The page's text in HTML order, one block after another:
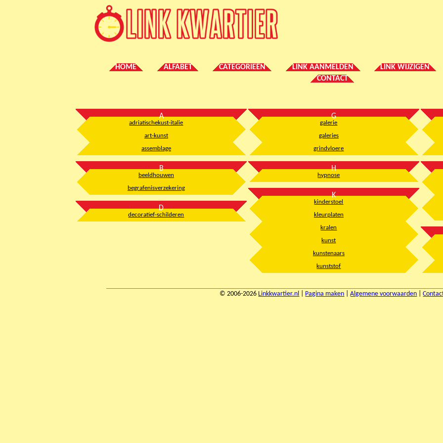
HOME ALFABET CATEGORIEËN LINK AANMELDEN LINK WIJZIGEN
CONTACT
A
adriatischekust-italie
art-kunst
assemblage
B
beeldhouwen
begrafenisverzekering
D
decoratief-schilderen
G
galerie
galeries
grindvloere
H
hypnose
K
kinderstoel
kleurplaten
kralen
kunst
kunstenaars
kunststof
© 2006-2026 Linkkwartier.nl Pagina maken |Algemene voorwaarden |